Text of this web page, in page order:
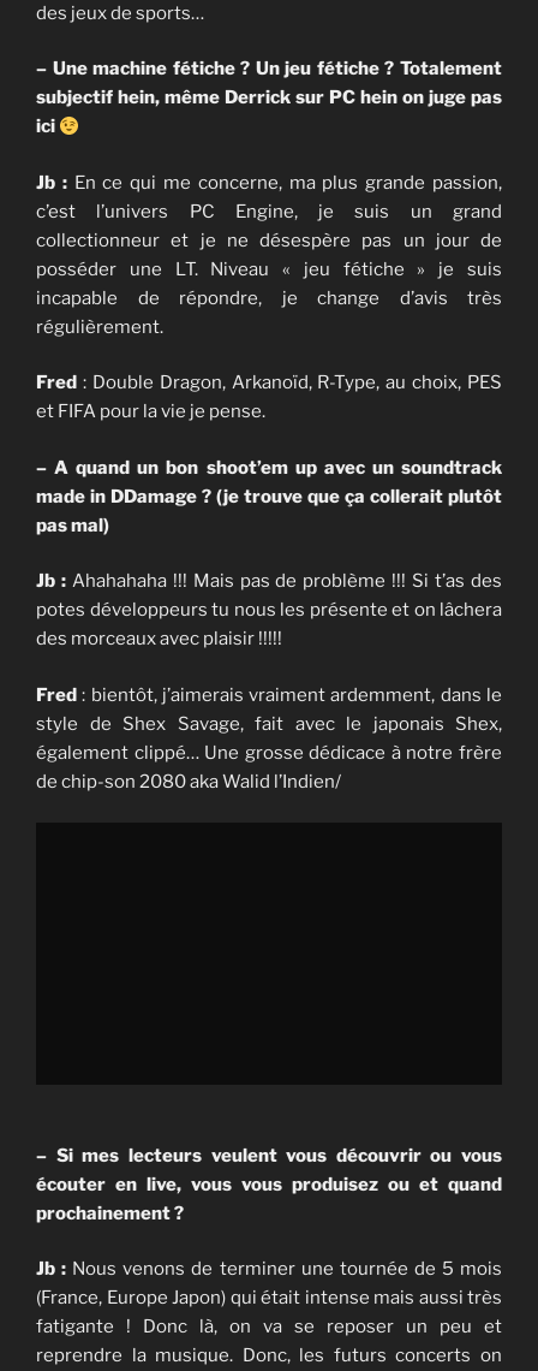
des jeux de sports…
– Une machine fétiche ? Un jeu fétiche ? Totalement
subjectif hein, même Derrick sur PC hein on juge pas
ici
Jb : En ce qui me concerne, ma plus grande passion,
c’est l’univers PC Engine, je suis un grand
collectionneur et je ne désespère pas un jour de
posséder une LT. Niveau « jeu fétiche » je suis
incapable de répondre, je change d’avis très
régulièrement.
Fred : Double Dragon, Arkanoïd, R-Type, au choix, PES
et FIFA pour la vie je pense.
– A quand un bon shoot’em up avec un soundtrack
made in DDamage ? (je trouve que ça collerait plutôt
pas mal)
Jb :Ahahahaha !!! Mais pas de problème !!! Si t’as des
potes développeurs tu nous les présente et on lâchera
des morceaux avec plaisir !!!!!
Fred : bientôt, j’aimerais vraiment ardemment, dans le
style de Shex Savage, fait avec le japonais Shex,
également clippé… Une grosse dédicace à notre frère
de chip-son 2080 aka Walid l’Indien/
– Si mes lecteurs veulent vous découvrir ou vous
écouter en live, vous vous produisez ou et quand
prochainement ?
Jb : Nous venons de terminer une tournée de 5 mois
(France, Europe Japon) qui était intense mais aussi très
fatigante ! Donc là, on va se reposer un peu et
reprendre la musique. Donc, les futurs concerts on